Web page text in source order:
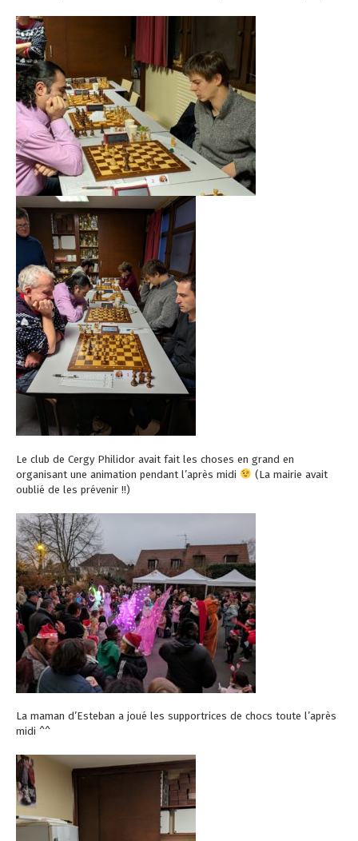
Le club de Cergy Philidor avait fait les choses en grand en
organisant une animation pendant l’après midi
(La mairie avait
oublié de les prévenir !!)
La maman d’Esteban a joué les supportrices de chocs toute l’après
midi ^^